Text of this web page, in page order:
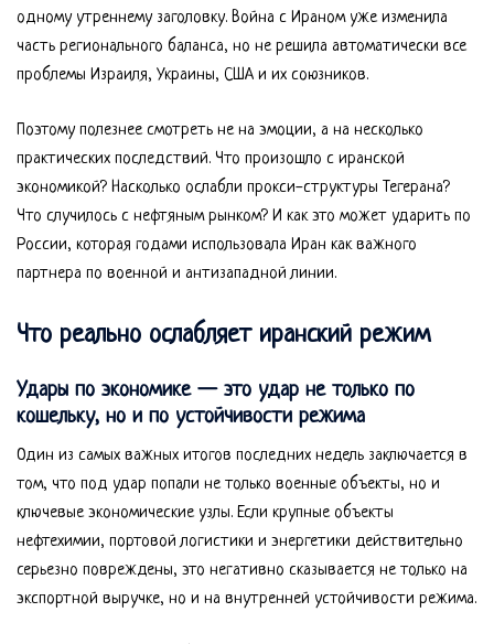
одному утреннему заголовку. Война с Ираном уже изменила
часть регионального баланса, но не решила автоматически все
проблемы Израиля, Украины, США и их союзников.
Поэтому полезнее смотреть не на эмоции, а на несколько
практических последствий. Что произошло с иранской
экономикой? Насколько ослабли прокси-структуры Тегерана?
Что случилось с нефтяным рынком? И как это может ударить по
России, которая годами использовала Иран как важного
партнера по военной и антизападной линии.
Что реально ослабляет иранский режим
Удары по экономике — это удар не только по
кошельку, но и по устойчивости режима
Один из самых важных итогов последних недель заключается в
том, что под удар попали не только военные объекты, но и
ключевые экономические узлы. Если крупные объекты
нефтехимии, портовой логистики и энергетики действительно
серьезно повреждены, это негативно сказывается не только на
экспортной выручке, но и на внутренней устойчивости режима.